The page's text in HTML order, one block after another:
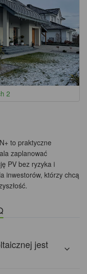
2
to praktyczne
zaplanować
PV bez ryzyka i
inwestorów, którzy chcą
jest